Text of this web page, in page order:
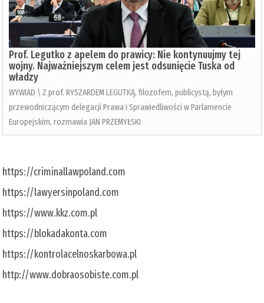
Prof. Legutko z apelem do prawicy: Nie kontynuujmy tej
wojny. Najważniejszym celem jest odsunięcie Tuska od
władzy
WYWIAD \ Z prof. RYSZARDEM LEGUTKĄ, filozofem, publicystą, byłym
przewodniczącym delegacji Prawa i Sprawiedliwości w Parlamencie
Europejskim, rozmawia JAN PRZEMYŁSKI
https://criminallawpoland.com
https://lawyersinpoland.com
https://www.kkz.com.pl
https://blokadakonta.com
https://kontrolacelnoskarbowa.pl
http://www.dobraosobiste.com.pl